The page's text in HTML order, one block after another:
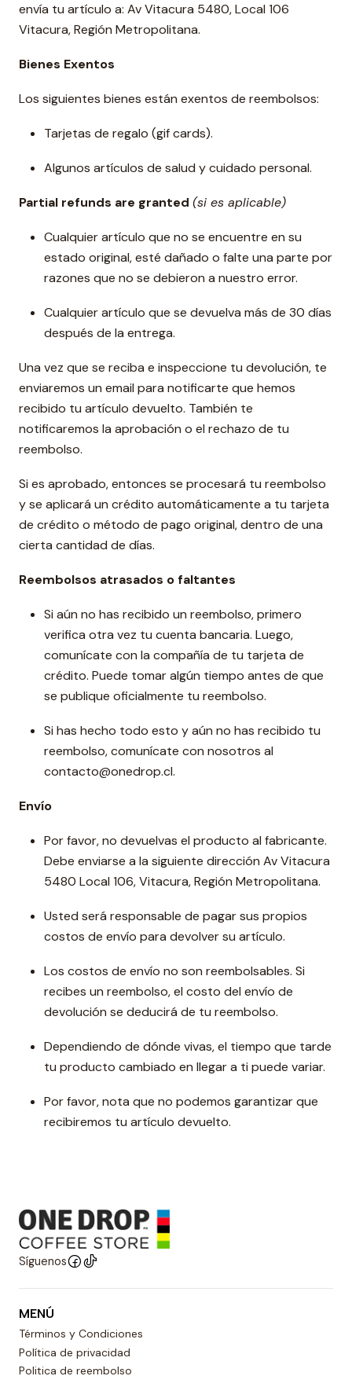
envía tu artículo a: Av Vitacura 5480, Local 106
Vitacura, Región Metropolitana.
Bienes Exentos
Los siguientes bienes están exentos de reembolsos:
Tarjetas de regalo (gif cards).
Algunos artículos de salud y cuidado personal.
Partial refunds are granted (si es aplicable)
Cualquier artículo que no se encuentre en su
estado original, esté dañado o falte una parte por
razones que no se debieron a nuestro error.
Cualquier artículo que se devuelva más de 30 días
después de la entrega.
Una vez que se reciba e inspeccione tu devolución, te
enviaremos un email para notificarte que hemos
recibido tu artículo devuelto. También te
notificaremos la aprobación o el rechazo de tu
reembolso.
Si es aprobado, entonces se procesará tu reembolso
y se aplicará un crédito automáticamente a tu tarjeta
de crédito o método de pago original, dentro de una
cierta cantidad de días.
Reembolsos atrasados ​​o faltantes
Si aún no has recibido un reembolso, primero
verifica otra vez tu cuenta bancaria. Luego,
comunícate con la compañía de tu tarjeta de
crédito. Puede tomar algún tiempo antes de que
se publique oficialmente tu reembolso.
Si has hecho todo esto y aún no has recibido tu
reembolso, comunícate con nosotros al
contacto@onedrop.cl.
Envío
Por favor, no devuelvas el producto al fabricante.
Debe enviarse a la siguiente dirección Av Vitacura
5480 Local 106, Vitacura, Región Metropolitana.
Usted será responsable de pagar sus propios
costos de envío para devolver su artículo.
Los costos de envío no son reembolsables. Si
recibes un reembolso, el costo del envío de
devolución se deducirá de tu reembolso.
Dependiendo de dónde vivas, el tiempo que tarde
tu producto cambiado en llegar a ti puede variar.
Por favor, nota que no podemos garantizar que
recibiremos tu artículo devuelto.
Síguenos
MENÚ
Términos y Condiciones
Política de privacidad
Politica de reembolso